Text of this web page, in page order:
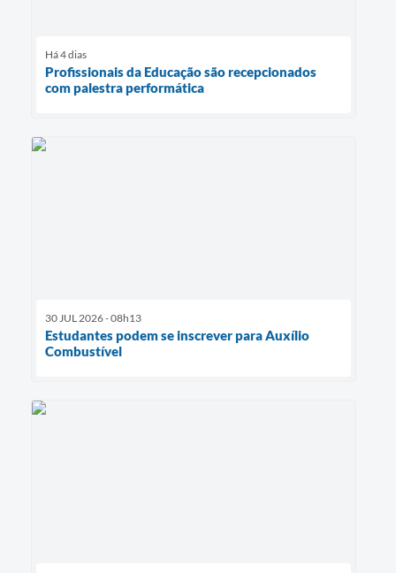
Há 4 dias
Profissionais da Educação são recepcionados
com palestra performática
30 JUL 2026 - 08h13
Estudantes podem se inscrever para Auxílio
Combustível